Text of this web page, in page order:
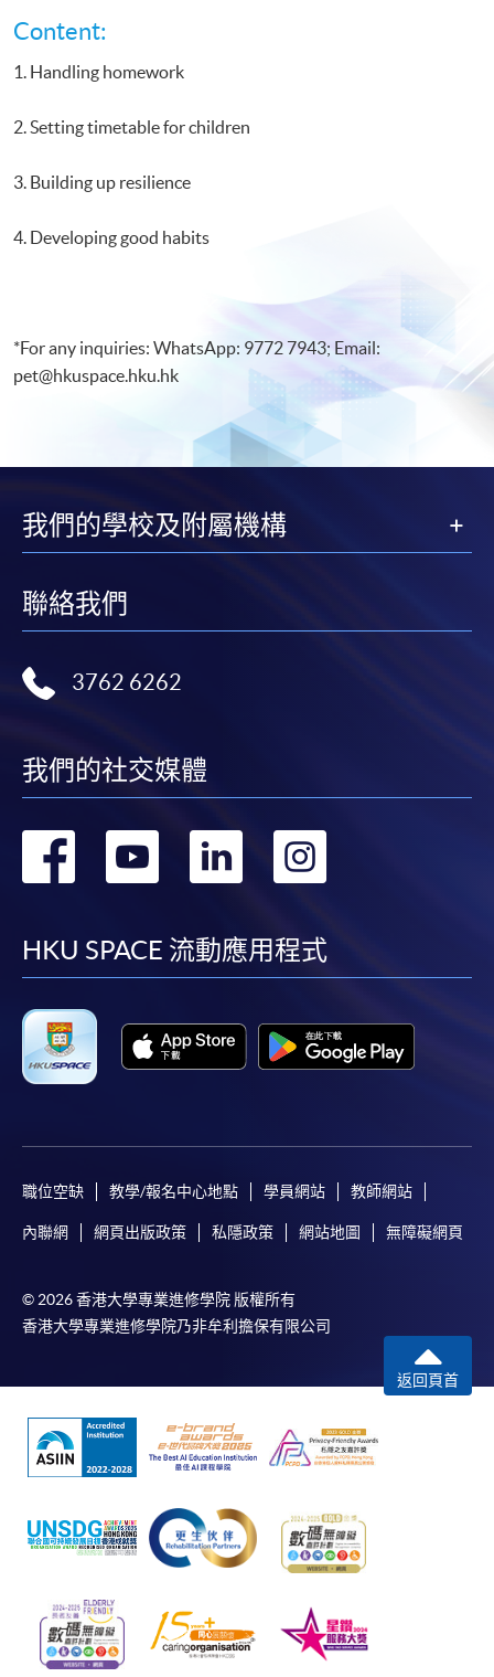
Content:
1. Handling homework
2. Setting timetable for children
3. Building up resilience
4. Developing good habits
*For any inquiries: WhatsApp: 9772 7943; Email:
pet@hkuspace.hku.hk
我們的學校及附屬機構
聯絡我們
3762 6262
我們的社交媒體
轉
facebook
轉
youtube
轉
linkedin
轉
HKU SPACE 流動應用程式
職位空缺 教學/報名中心地點 學員網站 教師網站
內聯網 網頁出版政策 私隱政策 網站地圖 無障礙網頁
© 2026 香港大學專業進修學院 版權所有
香港大學專業進修學院乃非牟利擔保有限公司
返回頁首